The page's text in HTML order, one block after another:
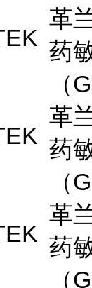
革
药
（
革
药
（
革
药
（